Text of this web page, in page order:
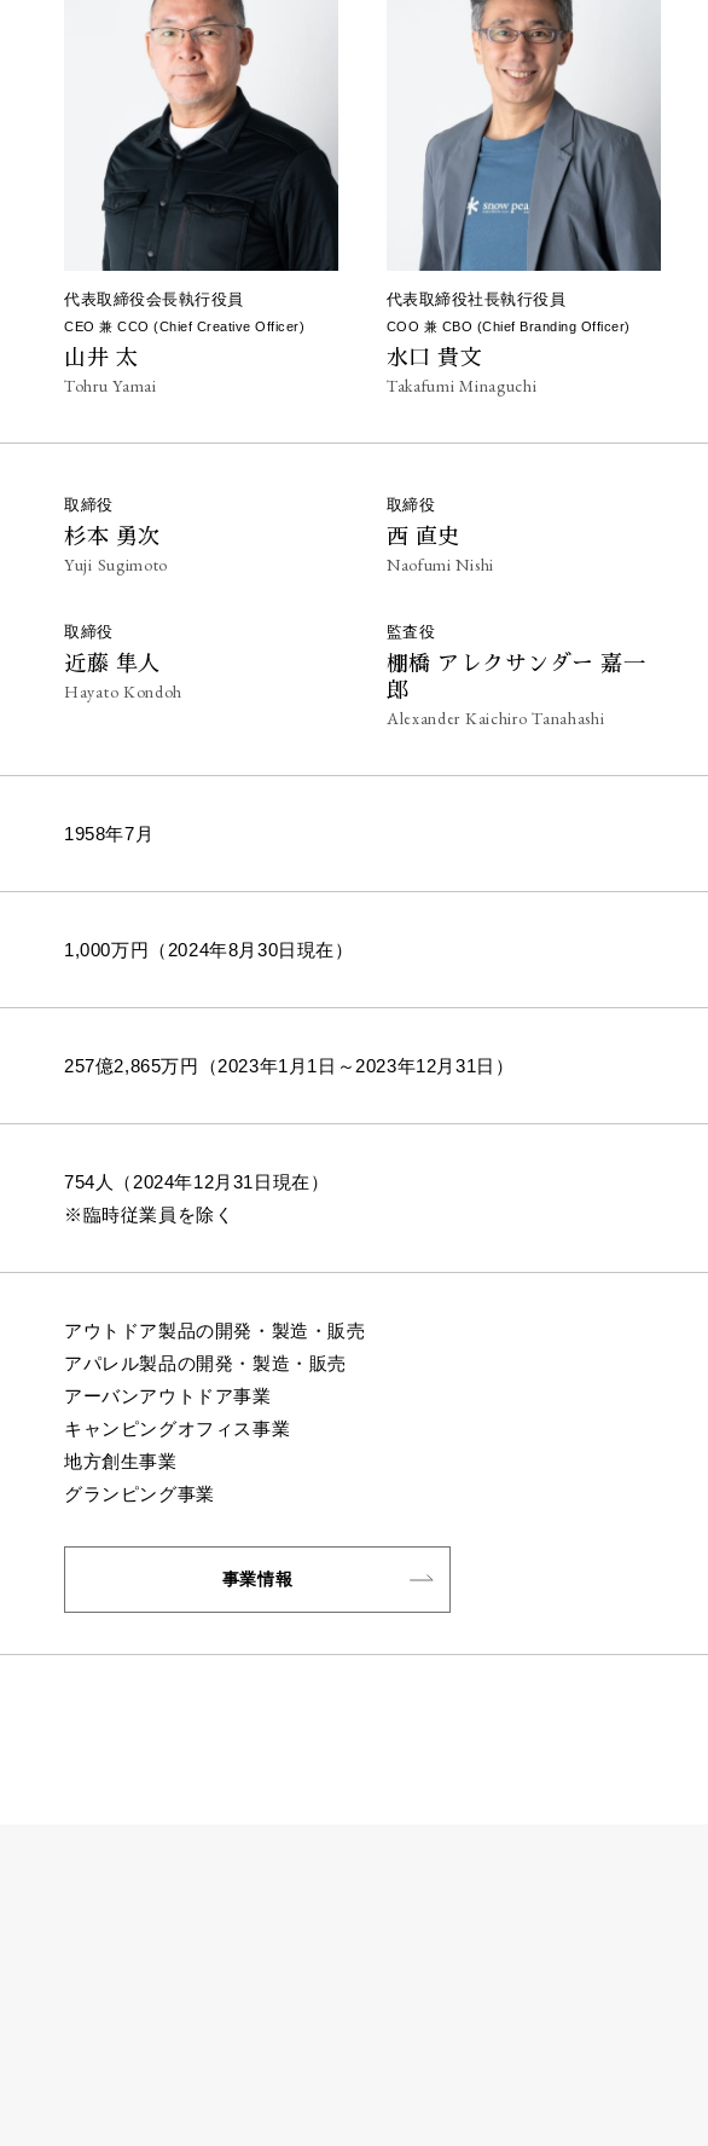
代表取締役会長執行役員
CEO 兼 CCO (Chief Creative Officer)
山井 太
Tohru Yamai
代表取締役社長執行役員
COO 兼 CBO (Chief Branding Officer)
水口 貴文
Takafumi Minaguchi
取締役
杉本 勇次
Yuji Sugimoto
取締役
西 直史
Naofumi Nishi
取締役
近藤 隼人
Hayato Kondoh
監査役
棚橋 アレクサンダー 嘉一
郎
Alexander Kaichiro Tanahashi
1958年7月
1,000万円（2024年8月30日現在）
257億2,865万円（2023年1月1日～2023年12月31日）
754人（2024年12月31日現在）
※臨時従業員を除く
アウトドア製品の開発・製造・販売
アパレル製品の開発・製造・販売
アーバンアウトドア事業
キャンピングオフィス事業
地方創生事業
グランピング事業
事業情報